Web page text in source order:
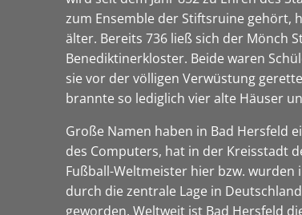
zum Ensemble der Stiftsruine gehört,
älter. Bereits 736 ließ sich der Mönch
Benediktinerkloster. Beide waren
sie vor der völligen Verwüstung
brannte so lediglich vier alte Häuser
Große Namen haben in Bad Hersfeld
des Computers, hat in der Kreisstadt
Fußball-Weltmeister hier bzw. wurden
durch die zentrale Lage in
geworden. Weltweit ist Bad Hersfeld